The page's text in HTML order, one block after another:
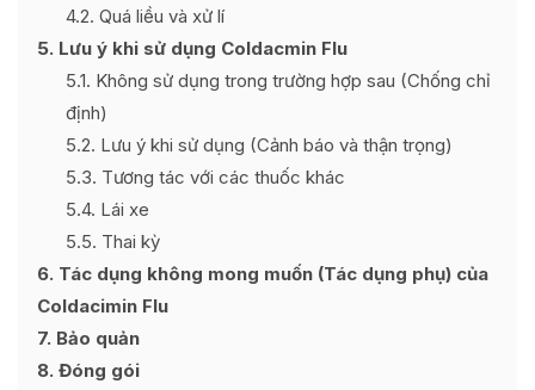
4.2 Quá liều và xử lí
5 Lưu ý khi sử dụng Coldacmin Flu
5.1 Không sử dụng trong trường hợp sau (Chống chỉ
định)
5.2 Lưu ý khi sử dụng (Cảnh báo và thận trọng)
5.3 Tương tác với các thuốc khác
5.4 Lái xe
5.5 Thai kỳ
6 Tác dụng không mong muốn (Tác dụng phụ) của
Coldacimin Flu
7 Bảo quản
8 Đóng gói